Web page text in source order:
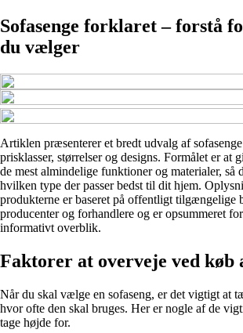
Sofasenge forklaret – forstå
du vælger
Artiklen præsenterer et bredt udvalg af
prisklasser, størrelser og designs. Formålet er at
de mest almindelige funktioner og materialer, så
hvilken type der passer bedst til dit hjem.
produkterne er baseret på offentligt tilgængelige
producenter og forhandlere og er opsummeret
informativt overblik.
Faktorer at overveje ved køb
Når du skal vælge en sofaseng, er det vigtigt at
hvor ofte den skal bruges. Her er nogle af de
tage højde for.